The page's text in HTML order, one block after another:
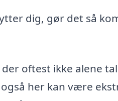
dig, gør det så
oftest ikke alene
her kan være